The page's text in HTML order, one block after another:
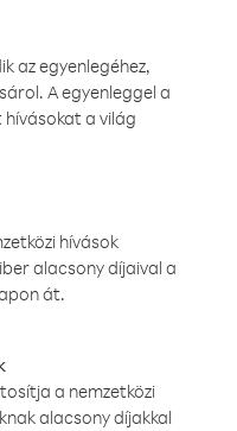
az egyenlegéhez,
A egyenleggel a
a világ
hívások
alacsony díjaival a
át.
a nemzetközi
alacsony díjakkal